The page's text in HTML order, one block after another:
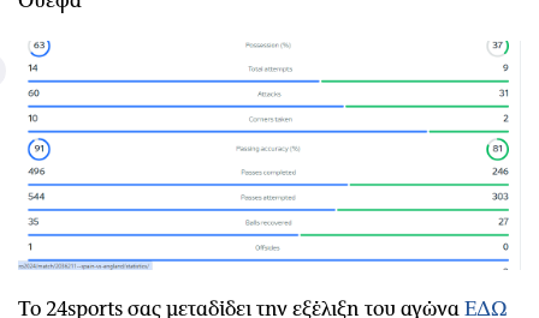
Το 24sports σας μεταδίδει την εξέλιξη του αγώνα ΕΔΩ